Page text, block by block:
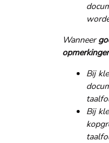
Wanneer
Bij
Bij